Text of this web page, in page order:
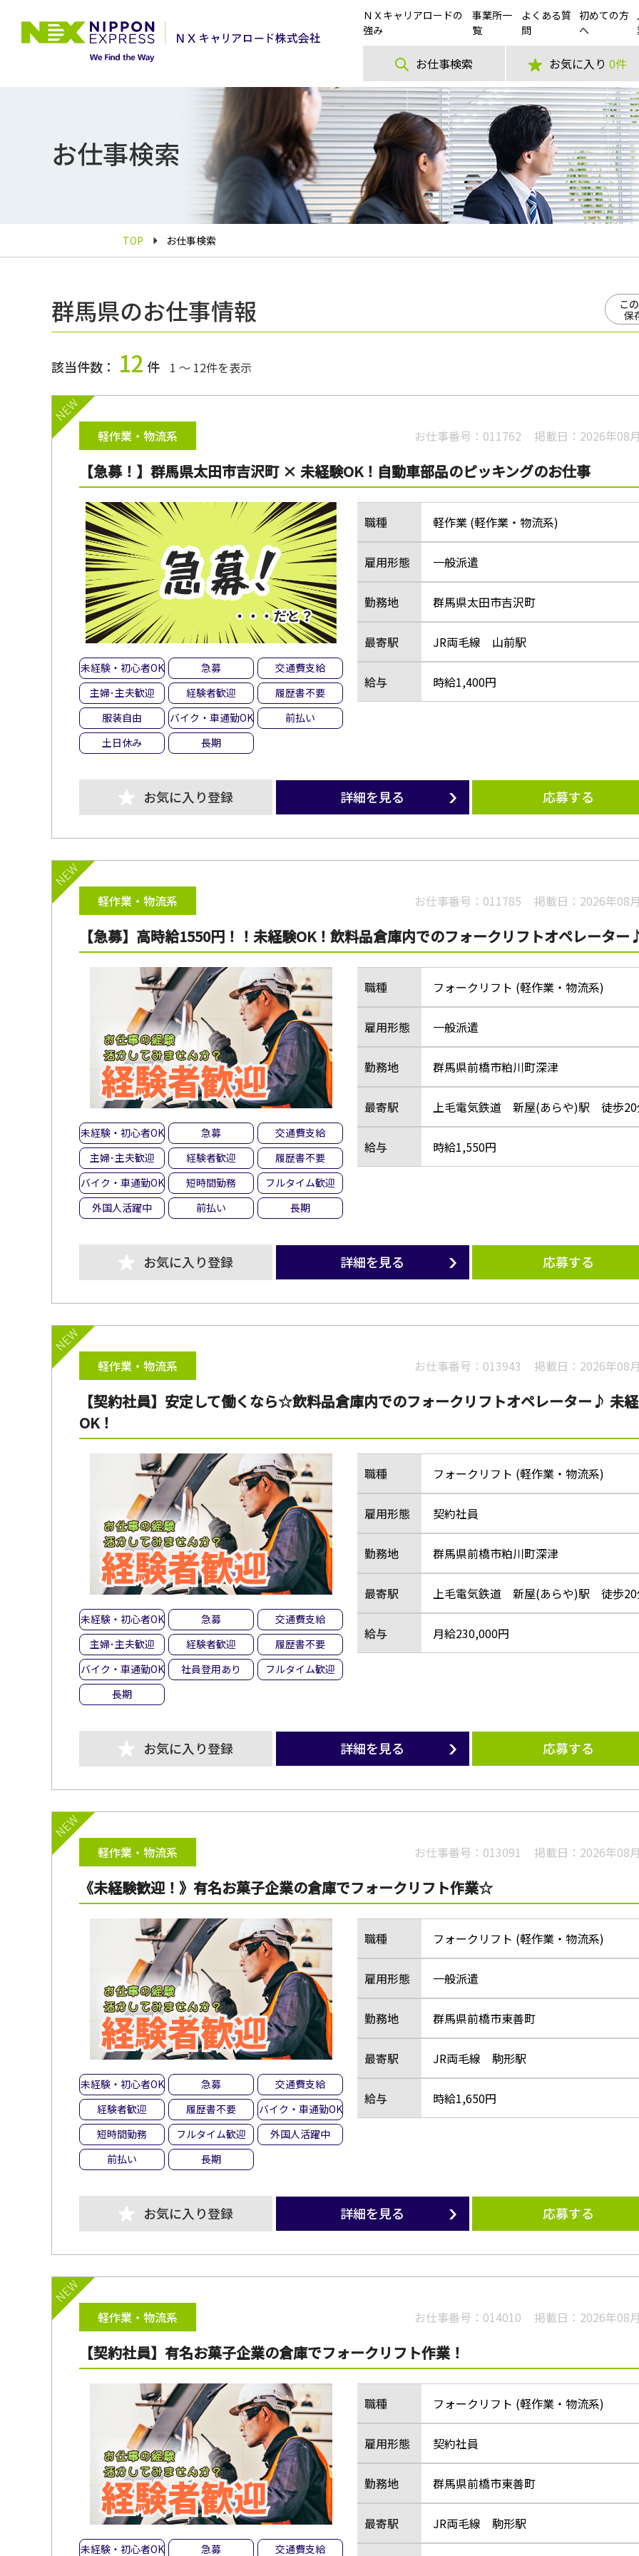
ＮＸキャリアロードの
強み
事業所一
覧
よくある質
問
初めての方
へ
お仕事検索 お気に入り 0件
お仕事検索
TOP お仕事検索
群馬県のお仕事情報
こ
保
該当件数： 12 件 1 ～ 12件を表示
NEW
軽作業・物流系 お仕事番号： 011762 掲載日： 2026年08
【急募！】群馬県太田市吉沢町 × 未経験OK！自動車部品のピッキングのお仕事
未経験・初心者OK 急募
交通費支給
主婦･主夫歓迎
経験者歓迎
履歴書不要
服装自由
バイク・車通勤OK
前払い
土日休み
長期
職種 軽作業 (軽作業・物流系)
雇用形態 一般派遣
勤務地 群馬県太田市吉沢町
最寄駅 JR両毛線 山前駅
給与 時給1,400円
お気に入り登録 詳細を見る 応募する
NEW
軽作業・物流系 お仕事番号： 011785 掲載日： 2026年08
【急募】高時給1550円！！未経験OK！飲料品倉庫内でのフォークリフトオペレータ
未経験・初心者OK 急募
交通費支給
主婦･主夫歓迎
経験者歓迎
履歴書不要
バイク・車通勤OK
短時間勤務
フルタイム歓迎
外国人活躍中
前払い 長期
職種 フォークリフト (軽作業・物流系)
雇用形態 一般派遣
勤務地 群馬県前橋市粕川町深津
最寄駅 上毛電気鉄道 新屋(あらや)駅 徒歩
給与 時給1,550円
お気に入り登録 詳細を見る 応募する
NEW
軽作業・物流系 お仕事番号： 013943 掲載日： 2026年08
【契約社員】安定して働くなら☆飲料品倉庫内でのフォークリフトオペレーター♪ 未
OK！
未経験・初心者OK 急募
交通費支給
主婦･主夫歓迎
経験者歓迎
履歴書不要
バイク・車通勤OK
社員登用あり
フルタイム歓迎
長期
職種 フォークリフト (軽作業・物流系)
雇用形態 契約社員
勤務地 群馬県前橋市粕川町深津
最寄駅 上毛電気鉄道 新屋(あらや)駅 徒歩
給与 月給230,000円
お気に入り登録 詳細を見る 応募する
NEW
軽作業・物流系 お仕事番号： 013091 掲載日： 2026年08
《未経験歓迎！》有名お菓子企業の倉庫でフォークリフト作業☆
未経験・初心者OK 急募
交通費支給
経験者歓迎
履歴書不要
バイク・車通勤OK
短時間勤務
フルタイム歓迎
外国人活躍中
前払い
長期
職種 フォークリフト (軽作業・物流系)
雇用形態 一般派遣
勤務地 群馬県前橋市東善町
最寄駅 JR両毛線 駒形駅
給与 時給1,650円
お気に入り登録 詳細を見る 応募する
NEW
軽作業・物流系 お仕事番号： 014010 掲載日： 2026年08
【契約社員】有名お菓子企業の倉庫でフォークリフト作業！
未経験・初心者OK 急募 交通費支給
職種 フォークリフト (軽作業・物流系)
雇用形態 契約社員
勤務地 群馬県前橋市東善町
最寄駅 JR両毛線 駒形駅